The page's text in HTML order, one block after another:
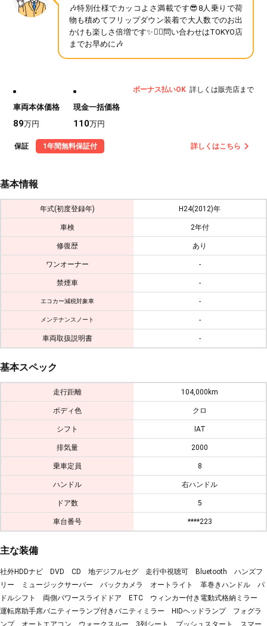
🎶特別仕様でカッコよさ満載です😎8人乗りで荷
物も積めてフリップダウン装着で大人数でのお出
かけも楽しさ倍増です✨🏃‍♂️問い合わせはTOKYO店
までお早めに🎶
車両本体価格
89万円
現金一括価格
110万円
ボーナス払いOK 詳しくは販売店まで
保証 1年間無料保証付 詳しくはこちら
基本情報
年式(初度登録年) H24(2012)年
車検 2年付
修復歴 あり
ワンオーナー -
禁煙車 -
エコカー減税対象車 -
メンテナンスノート -
車両取扱説明書 -
基本スペック
走行距離 104,000km
ボディ色 クロ
シフト IAT
排気量 2000
乗車定員 8
ハンドル 右ハンドル
ドア数 5
車台番号 ****223
主な装備
社外HDDナビ DVD CD 地デジフルセグ 走行中視聴可 Bluetooth ハンズフ
リー ミュージックサーバー バックカメラ オートライト 革巻きハンドル パ
ドルシフト 両側パワースライドドア ETC ウィンカー付き電動式格納ミラー
運転席助手席バニティーランプ付きバニティミラー HIDヘッドランプ フォグラ
ンプ オートエアコン ウォークスルー 3列シート プッシュスタート スマー